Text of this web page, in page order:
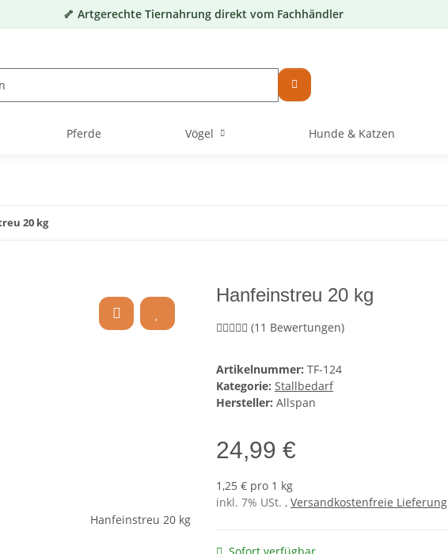
🦴 Artgerechte Tiernahrung direkt vom Fachhändler
Pferde Vögel Hunde & Katzen
20 kg
Hanfeinstreu 20 kg
(11 Bewertungen)
Artikelnummer: TF-124
Kategorie: Stallbedarf
Hersteller: Allspan
24,99 €
1,25 € pro 1 kg
inkl. 7% USt. , Versandkostenfreie Lieferung